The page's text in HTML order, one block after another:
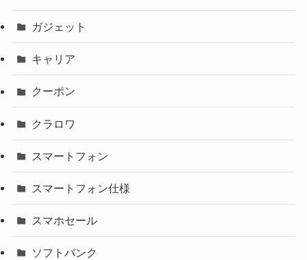
ガジェット
キャリア
クーポン
クラロワ
スマートフォン
スマートフォン仕様
スマホセール
ソフトバンク